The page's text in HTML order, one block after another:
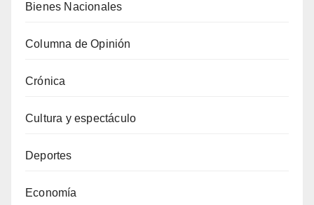
Bienes Nacionales
Columna de Opinión
Crónica
Cultura y espectáculo
Deportes
Economía